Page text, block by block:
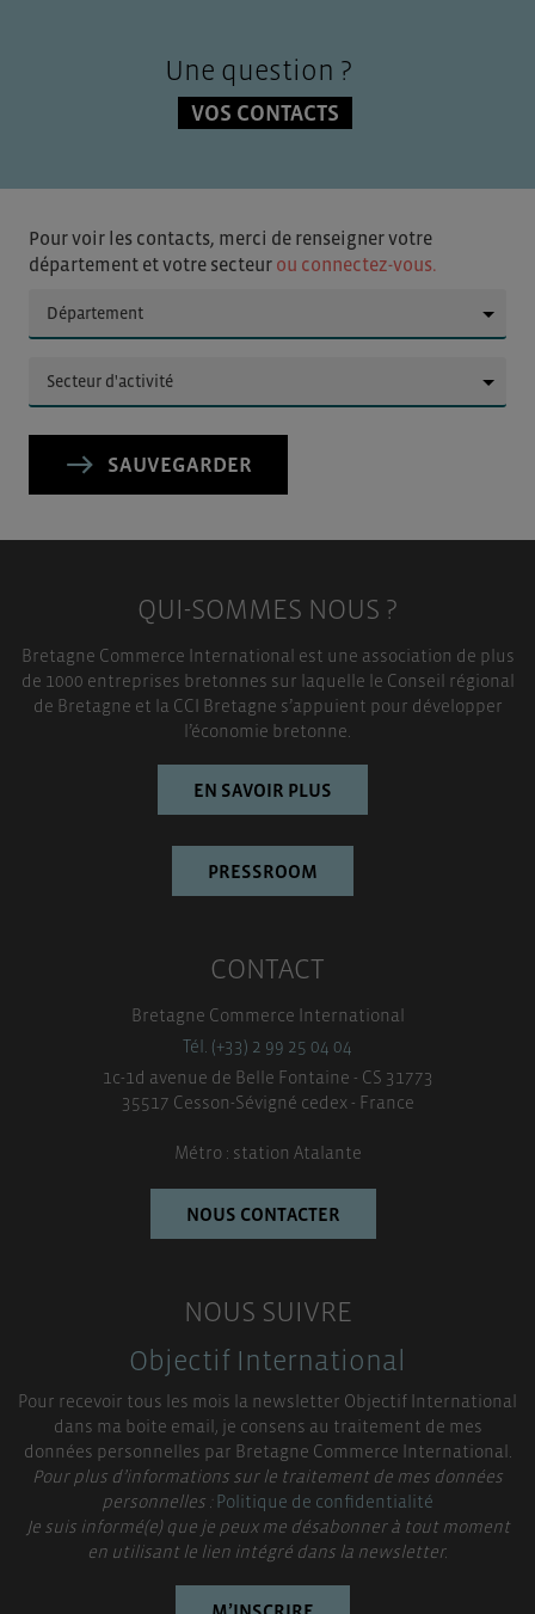
Une question ?
VOS CONTACTS
Pour voir les contacts, merci de renseigner votre
département et votre secteur ou connectez-vous.
SAUVEGARDER
QUI-SOMMES NOUS ?
Bretagne Commerce International est une association de plus
de 1000 entreprises bretonnes sur laquelle le Conseil régional
de Bretagne et la CCI Bretagne s’appuient pour développer
l’économie bretonne.
EN SAVOIR PLUS
PRESSROOM
CONTACT
Bretagne Commerce International
Tél. (+33) 2 99 25 04 04
1c-1d avenue de Belle Fontaine - CS 31773
35517 Cesson-Sévigné cedex - France
Métro : station Atalante
NOUS CONTACTER
NOUS SUIVRE
Objectif International
Pour recevoir tous les mois la newsletter Objectif International
dans ma boite email, je consens au traitement de mes
données personnelles par Bretagne Commerce International.
Pour plus d’informations sur le traitement de mes données
personnelles :Politique de confidentialité
Je suis informé(e) que je peux me désabonner à tout moment
en utilisant le lien intégré dans la newsletter.